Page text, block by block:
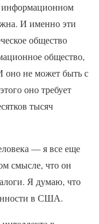
И именно эти
общество
общество,
оно не может быть с
оно требует
тысяч
— я все еще
смысле, что он
Я думаю, что
в США.